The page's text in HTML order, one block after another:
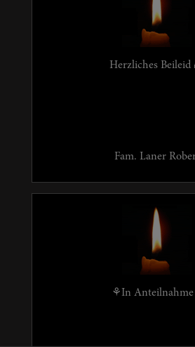
Herzliches Beileid
Fam. Laner
⚘In